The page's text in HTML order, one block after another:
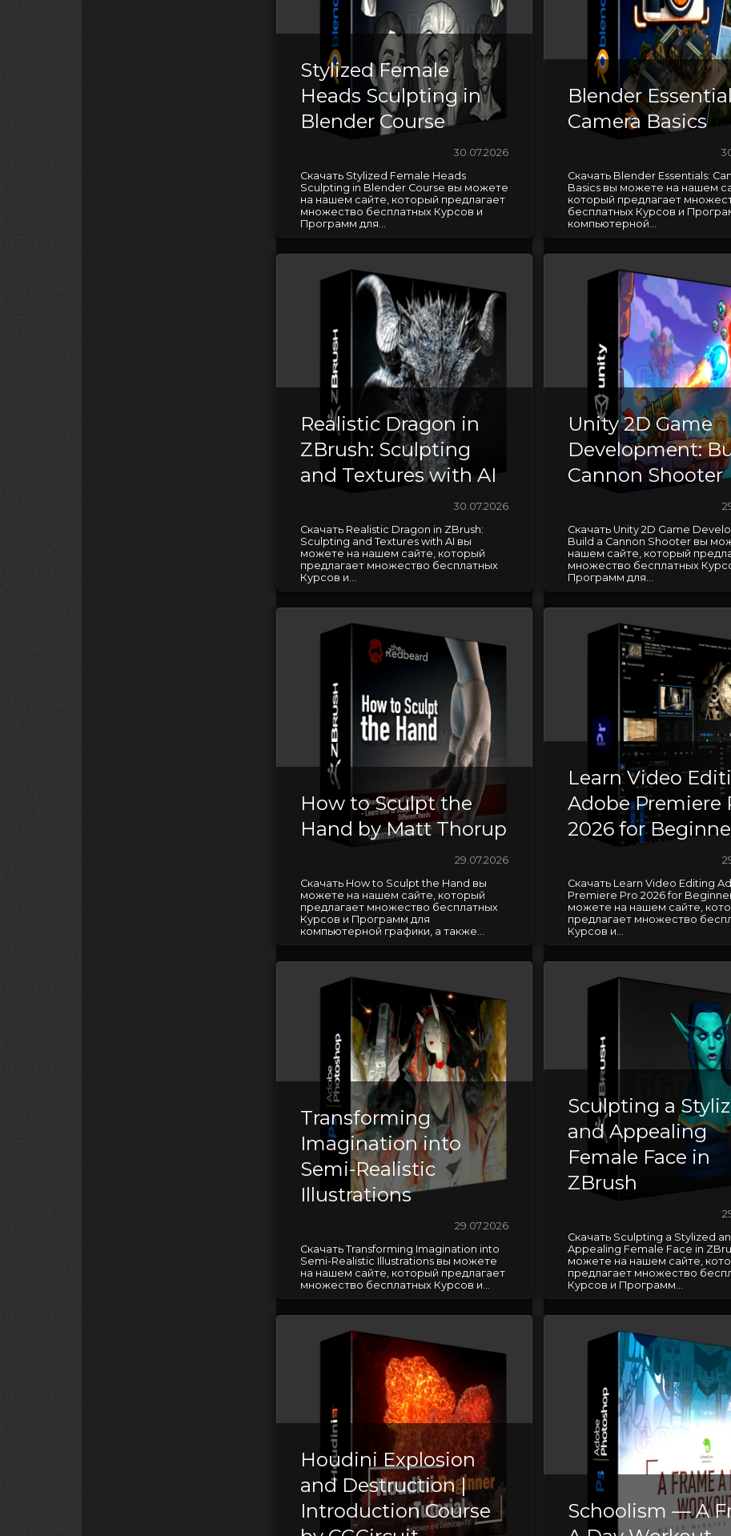
Stylized Female
Heads Sculpting in
Blender Course
30.07.2026
Скачать Stylized Female Heads
Sculpting in Blender Course вы можете
на нашем сайте, который предлагает
множество бесплатных Курсов и
Программ для...
Blender
Camera Basics
Скачать Blender Essentials:
Basics вы можете на нашем
который предлагает
бесплатных Курсов и
компьютерной...
Realistic Dragon in
ZBrush: Sculpting
and Textures with AI
30.07.2026
Скачать Realistic Dragon in ZBrush:
Sculpting and Textures with AI вы
можете на нашем сайте, который
предлагает множество бесплатных
Курсов и...
Unity 2D Game
Development:
Cannon Shooter
Скачать Unity 2D Game
Build a Cannon Shooter вы
нашем сайте, который
множество бесплатных
Программ для...
How to Sculpt the
Hand by Matt Thorup
29.07.2026
Скачать How to Sculpt the Hand вы
можете на нашем сайте, который
предлагает множество бесплатных
Курсов и Программ для
компьютерной графики, а также...
Learn Video
Adobe Premiere
2026 for
Скачать Learn Video Editing
Premiere Pro 2026 for
можете на нашем сайте,
предлагает множество
Курсов и...
Transforming
Imagination into
Semi-Realistic
Illustrations
29.07.2026
Скачать Transforming Imagination into
Semi-Realistic Illustrations вы можете
на нашем сайте, который предлагает
множество бесплатных Курсов и...
Sculpting a
and Appealing
Female Face in
ZBrush
Скачать Sculpting a Stylized
Appealing Female Face in
можете на нашем сайте,
предлагает множество
Курсов и Программ...
Houdini Explosion
and Destruction |
Introduction Course
Schoolism — A